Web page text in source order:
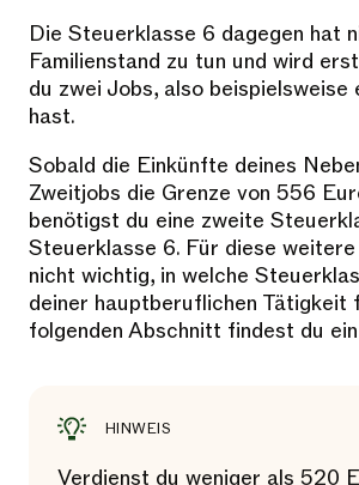
Die Steuerklasse 6 dagegen hat
Familienstand zu tun und wird
du zwei Jobs, also beispielsweise
hast.
Sobald die Einkünfte deines
Zweitjobs die Grenze von 556
benötigst du eine zweite
Steuerklasse 6. Für diese
nicht wichtig, in welche
deiner hauptberuflichen Tätigkeit
folgenden Abschnitt findest du
HINWEIS
Verdienst du weniger als 520